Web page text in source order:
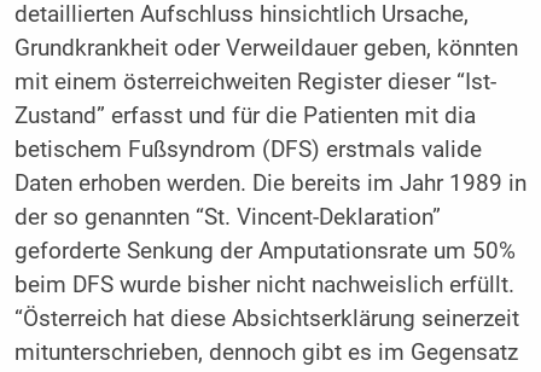
detaillierten Aufschluss hinsichtlich Ursache,
Grundkrankheit oder Verweildauer geben, könnten
mit einem österreichweiten Register dieser “Ist-
Zustand” erfasst und für die Patienten mit dia
betischem Fußsyndrom (DFS) erstmals valide
Daten erhoben werden. Die bereits im Jahr 1989 in
der so genannten “St. Vincent-Deklaration”
geforderte Senkung der Amputationsrate um 50%
beim DFS wurde bisher nicht nachweislich erfüllt.
“Österreich hat diese Absichtserklärung seinerzeit
mitunterschrieben, dennoch gibt es im Gegensatz